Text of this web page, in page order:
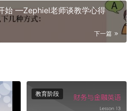
始 —Zephiel老师谈教学心得
下一篇
教育阶段